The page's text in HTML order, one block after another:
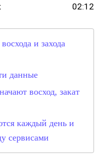
02:12
и захода
данные
восход, закат
каждый день и
сервисами